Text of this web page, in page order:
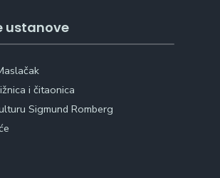
ustanove
i čitaonica
Sigmund Romberg